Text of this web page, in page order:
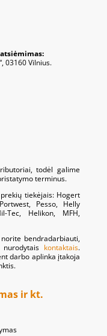
03160 Vilnius.
todėl galime
terminus.
tiekėjais: Hogert
Pesso, Helly
Tec, Helikon, MFH,
bendradarbiauti,
kontaktais.
darbo aplinka įtakoja
ir kt.